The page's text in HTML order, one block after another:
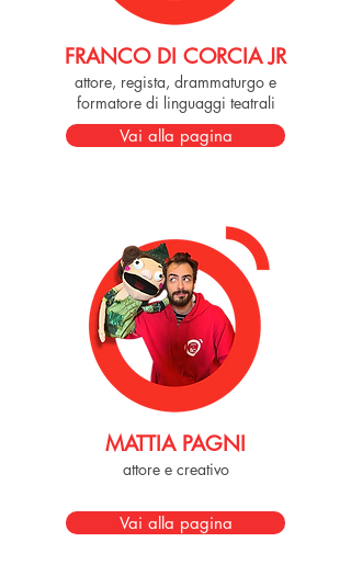
FRANCO DI CORCIA JR
attore, regista, drammaturgo e
formatore di linguaggi teatrali
Vai alla pagina
MATTIA PAGNI
attore e creativo
Vai alla pagina